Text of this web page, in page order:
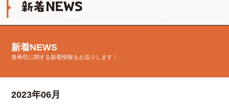
新着NEWS
巻寿司に関する新着情報をお送りします！
2023年06月